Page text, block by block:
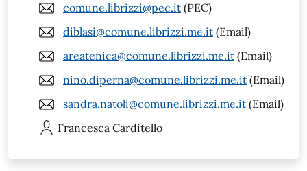
comune.librizzi@pec.it (PEC)
diblasi@comune.librizzi.me.it (Email)
areatenica@comune.librizzi.me.it (Email)
nino.diperna@comune.librizzi.me.it (Email)
sandra.natoli@comune.librizzi.me.it (Email)
Francesca Carditello